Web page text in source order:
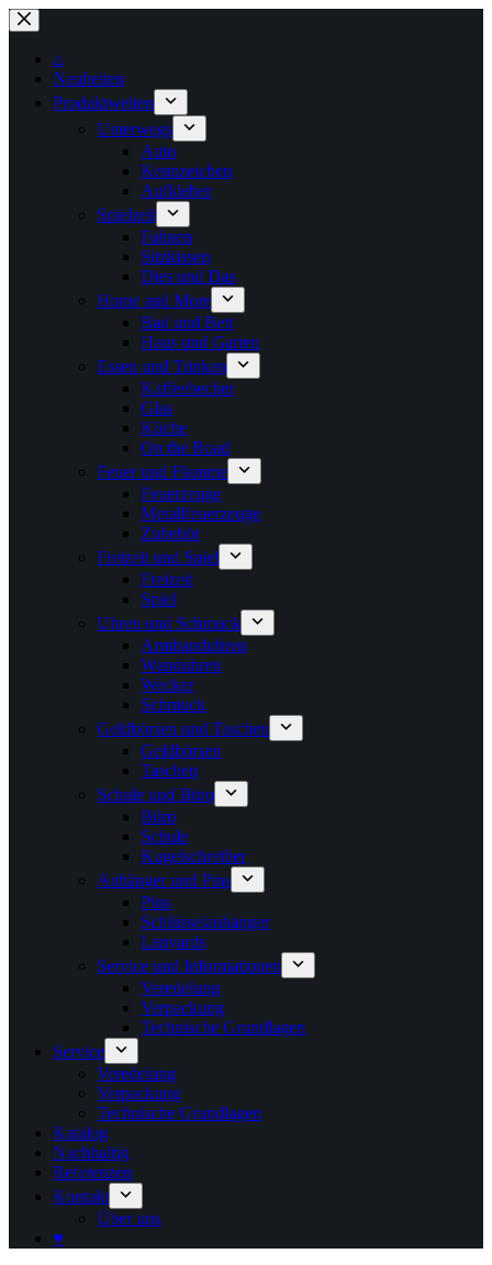
Zum
Inhalt
springen
⌂
Neuheiten
Produktwelten
Unterwegs
Auto
Kennzeichen
Aufkleber
Spielzeit
Fahnen
Sitzkissen
Dies und Das
Home and More
Bad und Bett
Haus und Garten
Essen und Trinken
Kaffeebecher
Glas
Küche
On the Road
Feuer und Flamme
Feuerzeuge
Metallfeuerzeuge
Zubehör
Freizeit und Spiel
Freizeit
Spiel
Uhren und Schmuck
Armbanduhren
Wanduhren
Wecker
Schmuck
Geldbörsen und Taschen
Geldbörsen
Taschen
Schule und Büro
Büro
Schule
Kugelschreiber
Anhänger und Pins
Pins
Schlüsselanhänger
Lanyards
Service und Informationen
Veredelung
Verpackung
Technische Grundlagen
Service
Veredelung
Verpackung
Technische Grundlagen
Katalog
Nachhaltig
Referenzen
Kontakt
Über uns
♥